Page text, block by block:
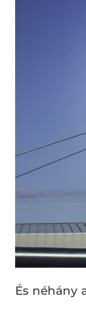
És néhány